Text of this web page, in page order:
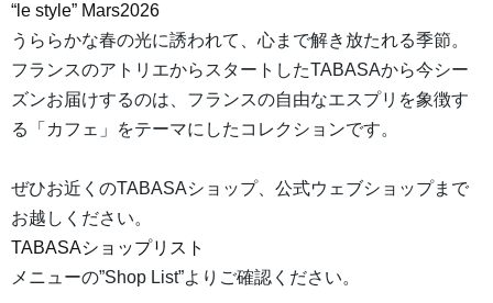
“le style” Mars2026
うららかな春の光に誘われて、心まで解き放たれる季節。
フランスのアトリエからスタートしたTABASAから今シー
ズンお届けするのは、フランスの自由なエスプリを象徴す
る「カフェ」をテーマにしたコレクションです。
ぜひお近くのTABASAショップ、公式ウェブショップまで
お越しください。
TABASAショップリスト
メニューの”Shop List”よりご確認ください。